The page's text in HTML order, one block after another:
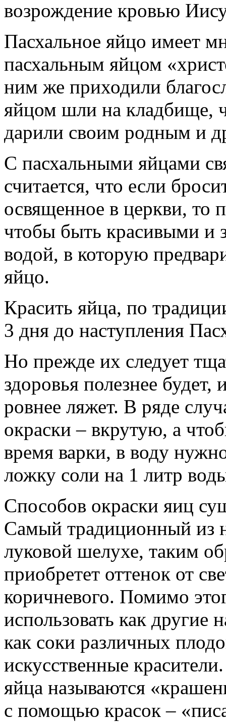
возрождение кровью
Пасхальное яйцо имеет
пасхальным яйцом
ним же приходили
яйцом шли на кладбище,
дарили своим родным и
С пасхальными яйцами
считается, что если
освященное в церкви, то
чтобы быть красивыми и
водой, в которую
яйцо.
Красить яйца, по
3 дня до наступления
Но прежде их следует
здоровья полезнее
ровнее ляжет. В ряде
окраски – вкрутую, а
время варки, в воду
ложку соли на 1 литр
Способов окраски яиц
Самый традиционный из
луковой шелухе, таким
приобретет оттенок от
коричневого. Помимо
использовать как другие
как соки различных
искусственные
яйца называются
с помощью красок –